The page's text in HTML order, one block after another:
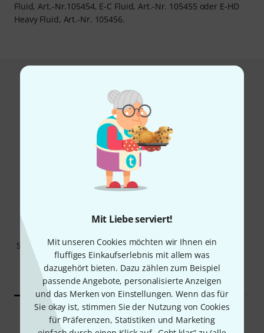
Mit Liebe serviert!
Mit unseren Cookies möchten wir Ihnen ein
fluffiges Einkaufserlebnis mit allem was
dazugehört bieten. Dazu zählen zum Beispiel
passende Angebote, personalisierte Anzeigen
und das Merken von Einstellungen. Wenn das für
Sie okay ist, stimmen Sie der Nutzung von Cookies
für Präferenzen, Statistiken und Marketing
Fluid, Art.-Nr.105454, E-C Fluid, Art.-Nr. 105455 oder E-HD
Heavy Fluid, Art.-Nr. 105456.
Produkt angesehen haben
Stairville AF-180 LED Fogger
Co2 FX DMX
189 €
Stairville AF-150 DMX Fog
Machine
119 €
Vergleichen